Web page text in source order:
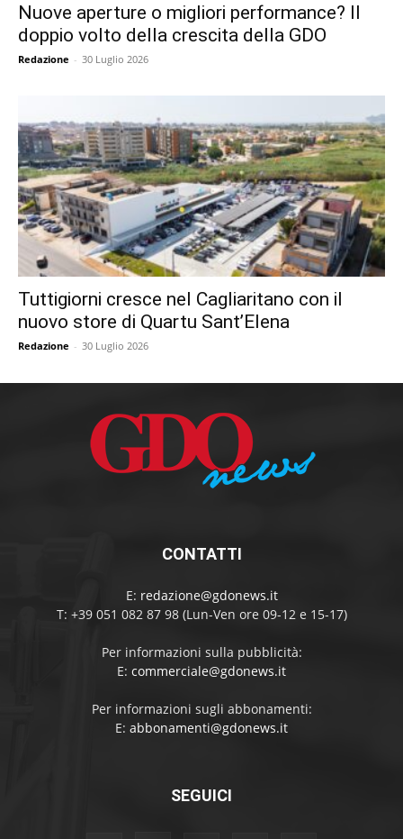
Nuove aperture o migliori performance? Il
doppio volto della crescita della GDO
Redazione - 30 Luglio 2026
Tuttigiorni cresce nel Cagliaritano con il
nuovo store di Quartu Sant’Elena
Redazione - 30 Luglio 2026
CONTATTI
E: redazione@gdonews.it
T: +39 051 082 87 98 (Lun-Ven ore 09-12 e 15-17)
Per informazioni sulla pubblicità:
E: commerciale@gdonews.it
Per informazioni sugli abbonamenti:
E: abbonamenti@gdonews.it
SEGUICI